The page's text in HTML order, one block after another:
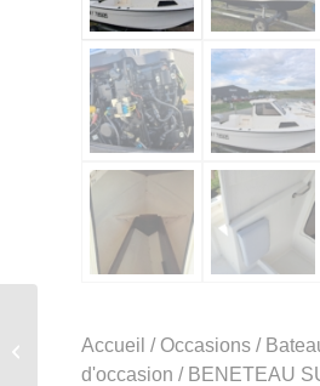
Accueil / Occasions /
d'occasion / BENETEAU
JEANNEAU MERRY
FISHER 750 CR